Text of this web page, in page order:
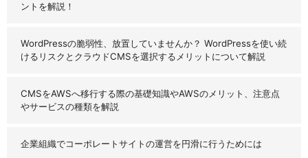
ントを解説！
WordPressの脆弱性、放置していませんか？ WordPressを使い続
けるリスクとクラウドCMSを選択するメリットについて解説
CMSをAWSへ移行する際の基礎知識やAWSのメリット、注意点
やサービスの種類を解説
企業組織でコーポレートサイトの運営を円滑に行うためには